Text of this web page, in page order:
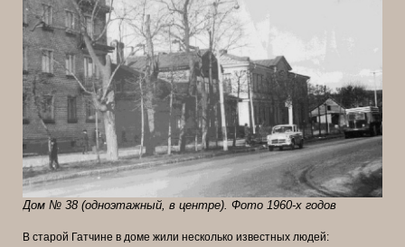
Дом № 38 (одноэтажный, в центре). Фото 1960-х годов
В старой Гатчине в доме жили несколько известных людей: